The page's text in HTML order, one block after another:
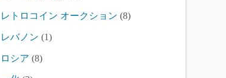
レトロコイン オークション (8)
レバノン (1)
ロシア (8)